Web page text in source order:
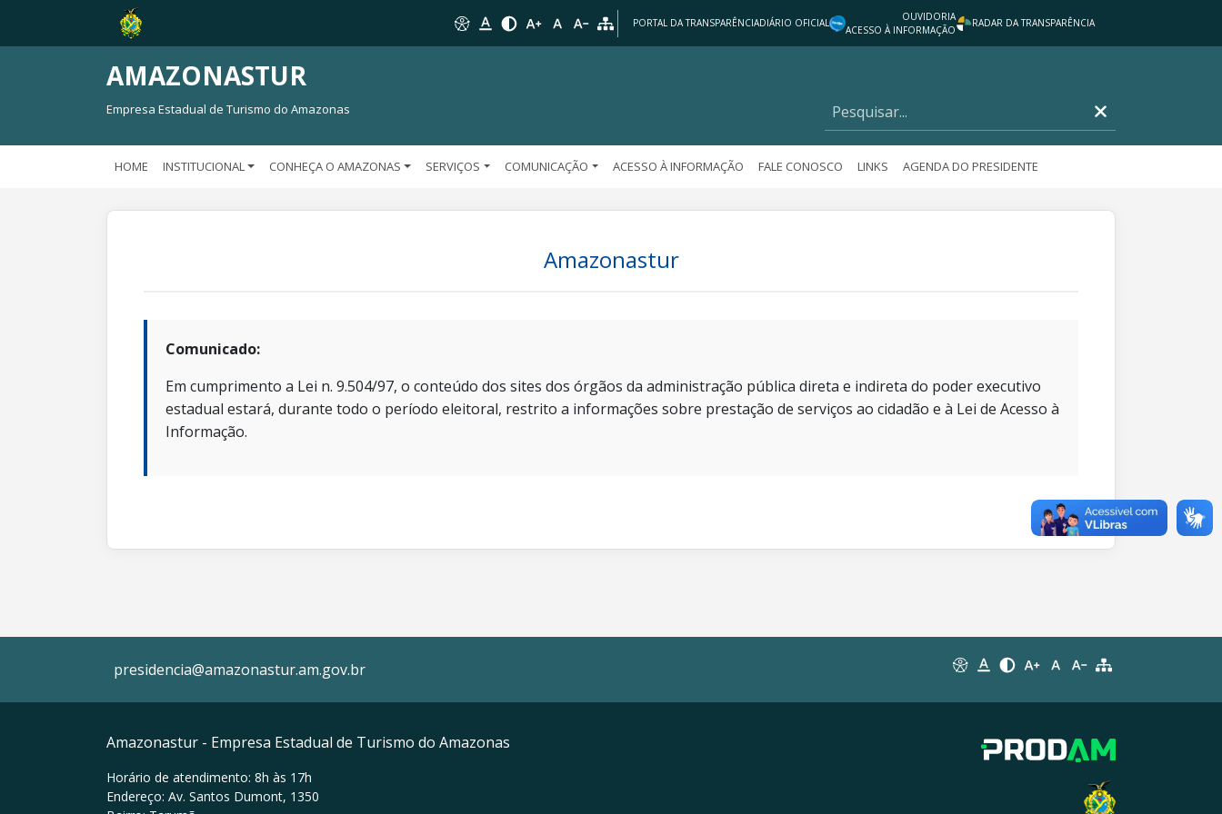
PORTAL DA TRANSPARÊNCIADIÁRIO OFICIAL
OUVIDORIA
ACESSO À INFORMAÇÃO
RADAR DA TRANSPARÊNCIA
AMAZONASTUR
Empresa Estadual de Turismo do Amazonas
HOME INSTITUCIONAL CONHEÇA O AMAZONAS SERVIÇOS COMUNICAÇÃO ACESSO À INFORMAÇÃO FALE CONOSCO LINKS AGENDA DO PRESIDENTE
Amazonastur
Comunicado:
Em cumprimento a Lei n. 9.504/97, o conteúdo dos sites dos órgãos da administração pública direta e indireta do poder executivo
estadual estará, durante todo o período eleitoral, restrito a informações sobre prestação de serviços ao cidadão e à Lei de Acesso à
Informação.
presidencia@amazonastur.am.gov.br
Amazonastur - Empresa Estadual de Turismo do Amazonas
Horário de atendimento: 8h às 17h
Endereço: Av. Santos Dumont, 1350